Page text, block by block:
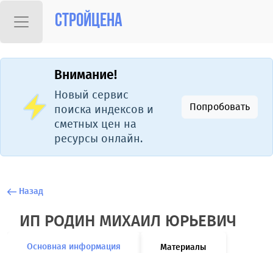
Стройцена
Внимание!
Новый сервис
поиска индексов и
сметных цен на
ресурсы онлайн.
Попробовать
Назад
ИП РОДИН МИХАИЛ ЮРЬЕВИЧ
Основная информация Материалы